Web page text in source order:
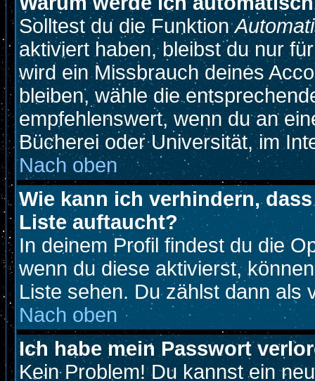
Solltest du die Funktion
aktiviert haben, bleibst du nur
wird ein Missbrauch deines
bleiben, wähle die
empfehlenswert, wenn du an
Bücherei oder Universität, im
Nach oben
Wie kann ich verhindern,
Liste auftaucht?
In deinem Profil findest du die
wenn du diese aktivierst,
Liste sehen. Du zählst dann als
Nach oben
Ich habe mein Passwort
Kein Problem! Du kannst ein